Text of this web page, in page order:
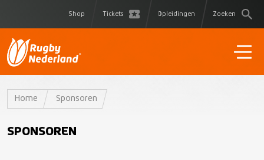
Shop Tickets Opleidingen Zoeken
Home Sponsoren
SPONSOREN